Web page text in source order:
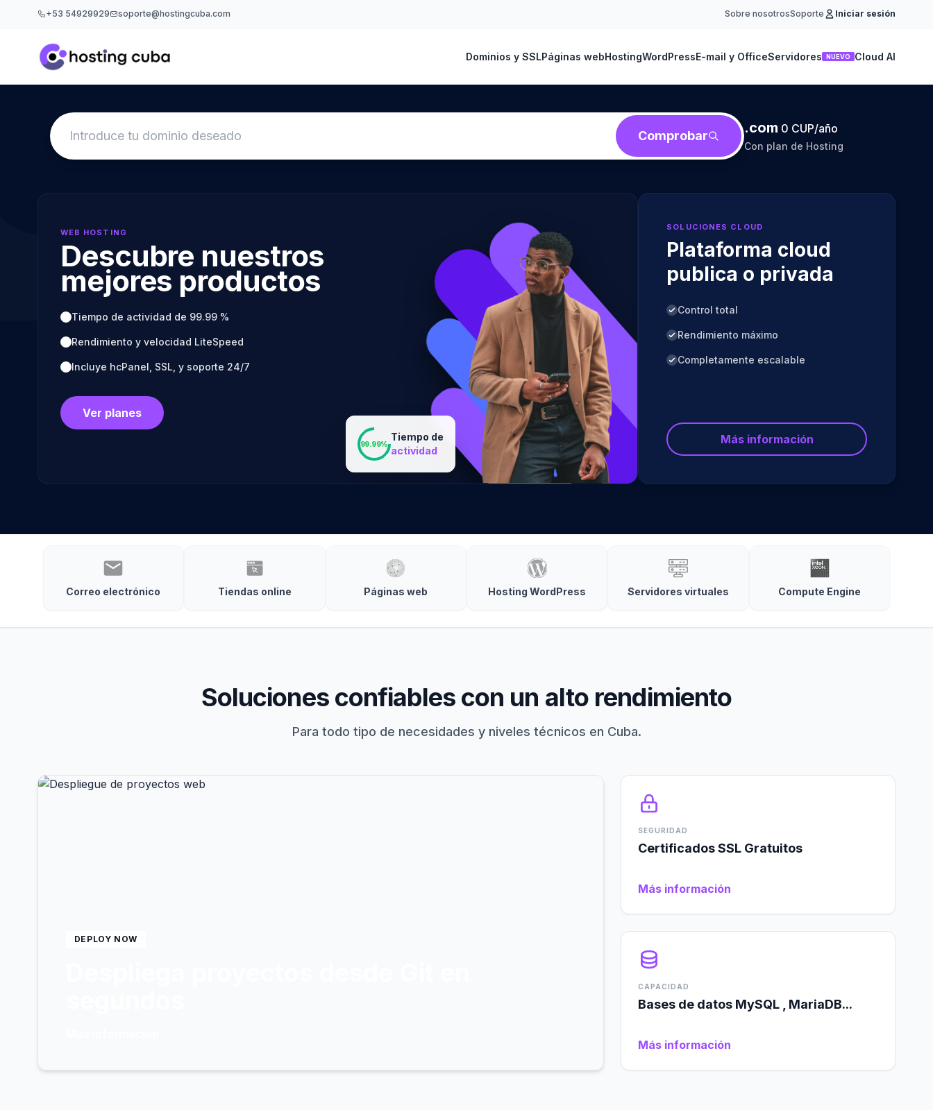
+53 54929929 soporte@hostingcuba.com Sobre nosotrosSoporte Iniciar sesión
Dominios y SSLPáginas webHostingWordPressE-mail y OfficeServidores NUEVO Cloud AI
Comprobar .com 0 CUP/año
Con plan de Hosting
WEB HOSTING
Descubre nuestros
mejores productos
Tiempo de actividad de 99.99 %
Rendimiento y velocidad LiteSpeed
Incluye hcPanel, SSL, y soporte 24/7
Ver planes
99.99%
Tiempo de
actividad
SOLUCIONES CLOUD
Plataforma cloud
publica o privada
Control total
Rendimiento máximo
Completamente escalable
Más información
Correo electrónico Tiendas online Páginas web Hosting WordPress Servidores virtuales Compute Engine
Soluciones confiables con un alto rendimiento
Para todo tipo de necesidades y niveles técnicos en Cuba.
DEPLOY NOW
SEGURIDAD
Certificados SSL Gratuitos
Más información
CAPACIDAD
Bases de datos MySQL , MariaDB...
Más información